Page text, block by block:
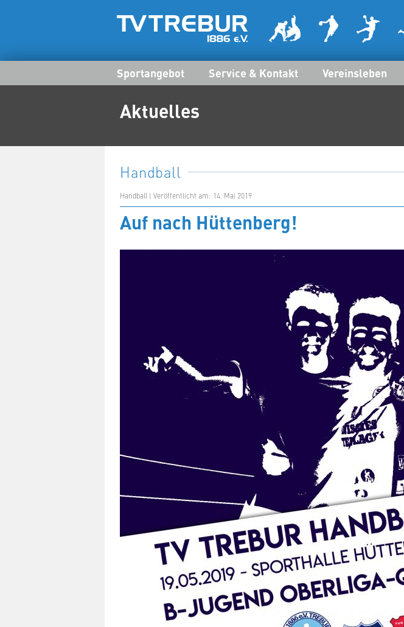
Sportangebot Service & Kontakt Vereinsleben
Aktuelles
Handball
Handball | Veröffentlicht am: 14. Mai 2019
Auf nach Hüttenberg!